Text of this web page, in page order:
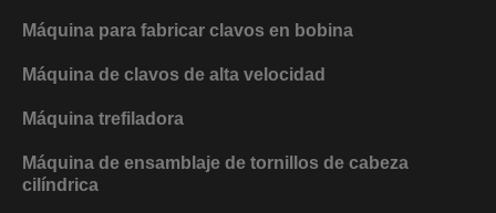
k
n
Máquina para fabricar clavos en bobina
Máquina de clavos de alta velocidad
Máquina trefiladora
Máquina de ensamblaje de tornillos de cabeza
cilíndrica